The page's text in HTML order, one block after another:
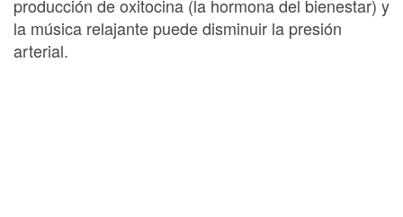
producción de oxitocina (la hormona del bienestar) y
la música relajante puede disminuir la presión
arterial.